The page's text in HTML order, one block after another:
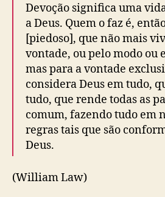
Devoção significa uma
a Deus. Quem o faz é,
[piedoso], que não mais
vontade, ou pelo modo ou
mas para a vontade
considera Deus em tudo,
tudo, que rende todas as
comum, fazendo tudo em
regras tais que são
Deus.
(William Law)